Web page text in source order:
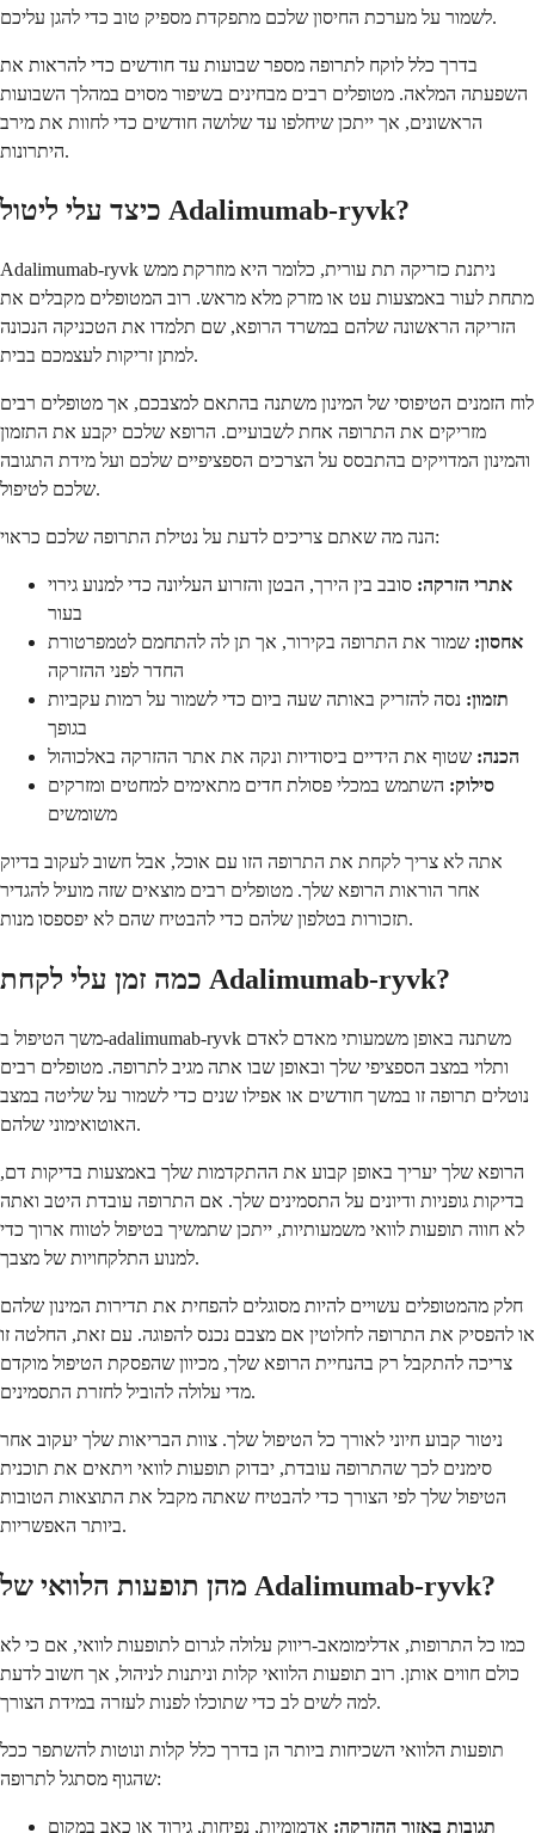
לשמור על מערכת החיסון שלכם מתפקדת מספיק טוב כדי להגן עליכם.
בדרך כלל לוקח לתרופה מספר שבועות עד חודשים כדי להראות את
השפעתה המלאה. מטופלים רבים מבחינים בשיפור מסוים במהלך השבועות
הראשונים, אך ייתכן שיחלפו עד שלושה חודשים כדי לחוות את מירב
היתרונות.
כיצד עלי ליטול Adalimumab-ryvk?
Adalimumab-ryvk ניתנת כזריקה תת עורית, כלומר היא מוזרקת ממש
מתחת לעור באמצעות עט או מזרק מלא מראש. רוב המטופלים מקבלים את
הזריקה הראשונה שלהם במשרד הרופא, שם תלמדו את הטכניקה הנכונה
למתן זריקות לעצמכם בבית.
לוח הזמנים הטיפוסי של המינון משתנה בהתאם למצבכם, אך מטופלים רבים
מזריקים את התרופה אחת לשבועיים. הרופא שלכם יקבע את התזמון
והמינון המדויקים בהתבסס על הצרכים הספציפיים שלכם ועל מידת התגובה
שלכם לטיפול.
הנה מה שאתם צריכים לדעת על נטילת התרופה שלכם כראוי:
אתרי הזרקה: סובב בין הירך, הבטן והזרוע העליונה כדי למנוע גירוי
בעור
אחסון: שמור את התרופה בקירור, אך תן לה להתחמם לטמפרטורת
החדר לפני ההזרקה
תזמון: נסה להזריק באותה שעה ביום כדי לשמור על רמות עקביות
בגופך
הכנה: שטוף את הידיים ביסודיות ונקה את אתר ההזרקה באלכוהול
סילוק: השתמש במכלי פסולת חדים מתאימים למחטים ומזרקים
משומשים
אתה לא צריך לקחת את התרופה הזו עם אוכל, אבל חשוב לעקוב בדיוק
אחר הוראות הרופא שלך. מטופלים רבים מוצאים שזה מועיל להגדיר
תזכורות בטלפון שלהם כדי להבטיח שהם לא יפספסו מנות.
כמה זמן עלי לקחת Adalimumab-ryvk?
משך הטיפול ב-adalimumab-ryvk משתנה באופן משמעותי מאדם לאדם
ותלוי במצב הספציפי שלך ובאופן שבו אתה מגיב לתרופה. מטופלים רבים
נוטלים תרופה זו במשך חודשים או אפילו שנים כדי לשמור על שליטה במצב
האוטואימוני שלהם.
הרופא שלך יעריך באופן קבוע את ההתקדמות שלך באמצעות בדיקות דם,
בדיקות גופניות ודיונים על התסמינים שלך. אם התרופה עובדת היטב ואתה
לא חווה תופעות לוואי משמעותיות, ייתכן שתמשיך בטיפול לטווח ארוך כדי
למנוע התלקחויות של מצבך.
חלק מהמטופלים עשויים להיות מסוגלים להפחית את תדירות המינון שלהם
או להפסיק את התרופה לחלוטין אם מצבם נכנס להפוגה. עם זאת, החלטה זו
צריכה להתקבל רק בהנחיית הרופא שלך, מכיוון שהפסקת הטיפול מוקדם
מדי עלולה להוביל לחזרת התסמינים.
ניטור קבוע חיוני לאורך כל הטיפול שלך. צוות הבריאות שלך יעקוב אחר
סימנים לכך שהתרופה עובדת, יבדוק תופעות לוואי ויתאים את תוכנית
הטיפול שלך לפי הצורך כדי להבטיח שאתה מקבל את התוצאות הטובות
ביותר האפשריות.
מהן תופעות הלוואי של Adalimumab-ryvk?
כמו כל התרופות, אדלימומאב-ריווק עלולה לגרום לתופעות לוואי, אם כי לא
כולם חווים אותן. רוב תופעות הלוואי קלות וניתנות לניהול, אך חשוב לדעת
למה לשים לב כדי שתוכלו לפנות לעזרה במידת הצורך.
תופעות הלוואי השכיחות ביותר הן בדרך כלל קלות ונוטות להשתפר ככל
שהגוף מסתגל לתרופה:
תגובות באזור ההזרקה: אדמומיות, נפיחות, גירוד או כאב במקום